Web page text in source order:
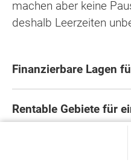
machen aber keine
deshalb Leerzeiten
Finanzierbare Lagen
Rentable Gebiete für